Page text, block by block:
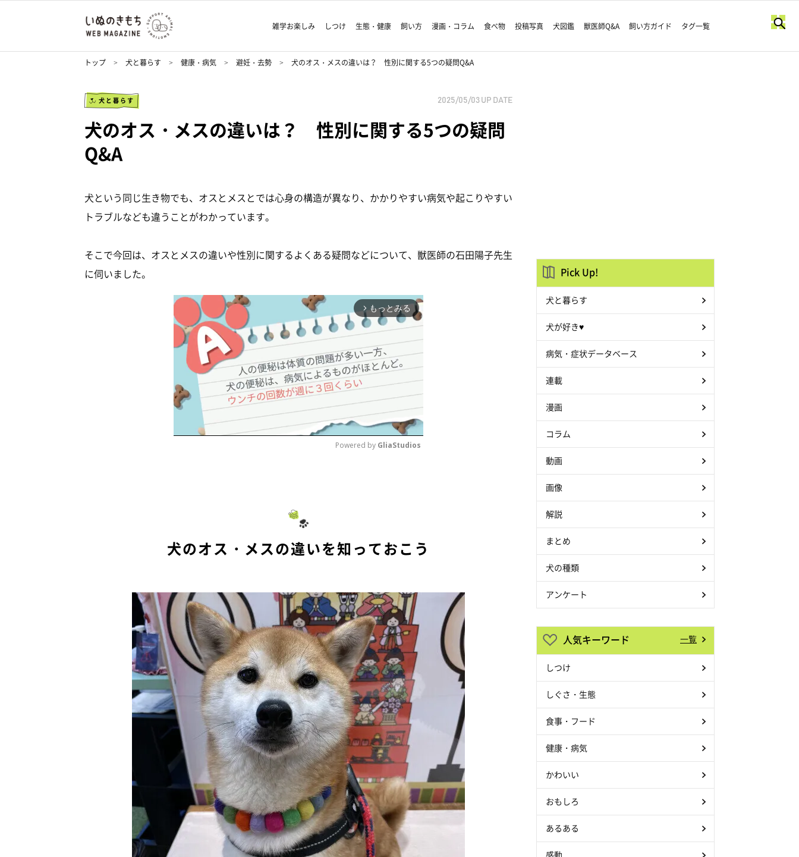
雑学お楽しみ しつけ 生態・健康 飼い方 漫画・コラム 食べ物 投稿写真 犬図鑑 獣医師Q&A 飼い方ガイド タグ一覧
トップ 犬と暮らす 健康・病気 避妊・去勢 犬のオス・メスの違いは？ 性別に関する5つの疑問Q&A
犬と暮らす 2025/05/03 UP DATE
犬のオス・メスの違いは？ 性別に関する5つの疑問
Q&A
犬という同じ生き物でも、オスとメスとでは心身の構造が異なり、かかりやすい病気や起こりやすい
トラブルなども違うことがわかっています。
そこで今回は、オスとメスの違いや性別に関するよくある疑問などについて、獣医師の石田陽子先生
に伺いました。
arrow_forward_ios もっとみる
Powered by GliaStudios
犬のオス・メスの違いを知っておこう
Pick Up!
犬と暮らす
犬が好き♥
病気・症状データベース
連載
漫画
コラム
動画
画像
解説
まとめ
犬の種類
アンケート
人気キーワード 一覧
しつけ
しぐさ・生態
食事・フード
健康・病気
かわいい
おもしろ
あるある